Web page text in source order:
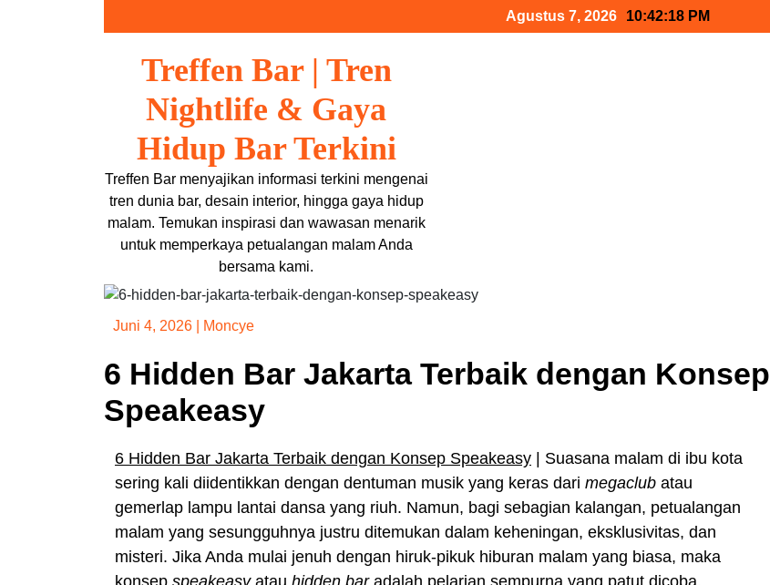
Agustus 7, 2026 10:42:19 PM
Treffen Bar | Tren
Nightlife & Gaya
Hidup Bar Terkini
Treffen Bar menyajikan informasi terkini mengenai
tren dunia bar, desain interior, hingga gaya hidup
malam. Temukan inspirasi dan wawasan menarik
untuk memperkaya petualangan malam Anda
bersama kami.
Juni 4, 2026 Moncye
6 Hidden Bar Jakarta Terbaik dengan Konsep
Speakeasy
6 Hidden Bar Jakarta Terbaik dengan Konsep Speakeasy | Suasana malam di ibu kota
sering kali diidentikkan dengan dentuman musik yang keras dari megaclub atau
gemerlap lampu lantai dansa yang riuh. Namun, bagi sebagian kalangan, petualangan
malam yang sesungguhnya justru ditemukan dalam keheningan, eksklusivitas, dan
misteri. Jika Anda mulai jenuh dengan hiruk-pikuk hiburan malam yang biasa, maka
konsep speakeasyatau hidden baradalah pelarian sempurna yang patut dicoba.